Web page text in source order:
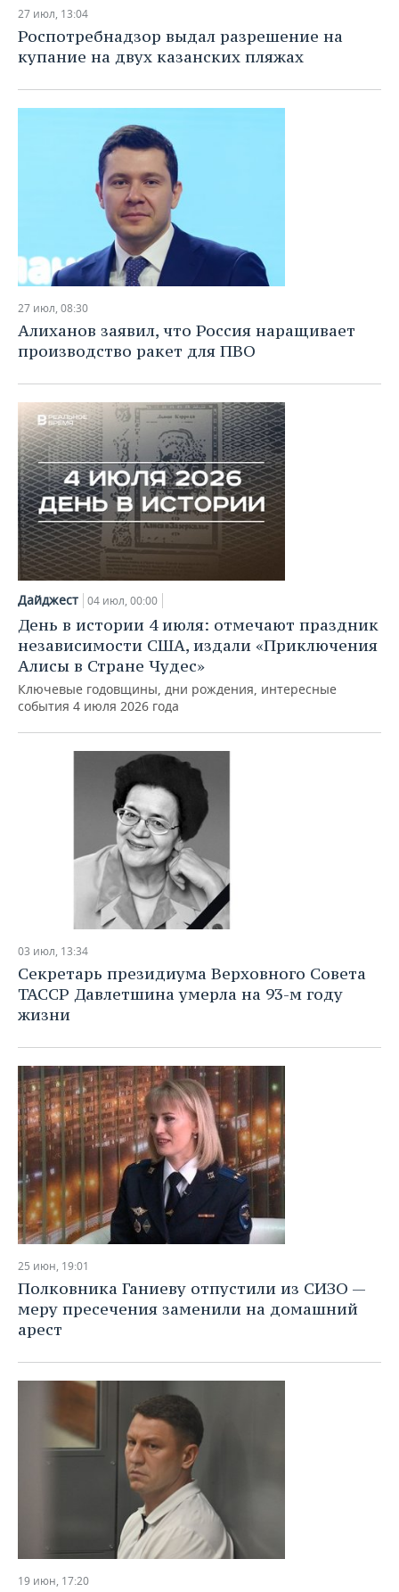
НЕФТЕХИМИЯ
НЕФТЬ
ОПК
РОЗНИЧНАЯ ТОРГОВЛЯ
НОВОСТИ ТЕХНОЛОГИЙ
ТЕЛЕКОММУНИКАЦИИ
МЕРОПРИЯТИЯ
БИЗНЕС-БРАНЧИ
ONLINE-КОНФЕРЕНЦИИ
ОТКРЫТАЯ ЛЕКЦИЯ
ВОЛЕЙБОЛ
ФИГУРНОЕ КАТАНИЕ
ВОДНЫЕ ВИДЫ СПОРТА
ХОККЕЙ С МЯЧОМ
НОВОСТИ ОБЩЕСТВА
ИНФРАСТРУКТУРА
ИСТОРИЯ
МЕДИЦИНА
ОБРАЗОВАНИЕ
ПРОИСШЕСТВИЯ
ФОТОГАЛЕРЕЯ
СПРАВОЧНИК
СПИСОК ПЕРСОН
ПОЛНАЯ ВЕРСИЯ
27 июл, 13:04
Роспотребнадзор выдал разрешение на
купание на двух казанских пляжах
27 июл, 08:30
Алиханов заявил, что Россия наращивает
производство ракет для ПВО
Дайджест 04 июл, 00:00
День в истории 4 июля: отмечают праздник
независимости США, издали «Приключения
Алисы в Стране Чудес»
Ключевые годовщины, дни рождения, интересные
события 4 июля 2026 года
03 июл, 13:34
Секретарь президиума Верховного Совета
ТАССР Давлетшина умерла на 93-м году
жизни
25 июн, 19:01
Полковника Ганиеву отпустили из СИЗО —
меру пресечения заменили на домашний
арест
19 июн, 17:20